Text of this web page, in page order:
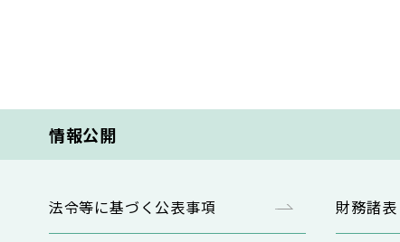
情報公開
法令等に基づく公表事項 財務諸表